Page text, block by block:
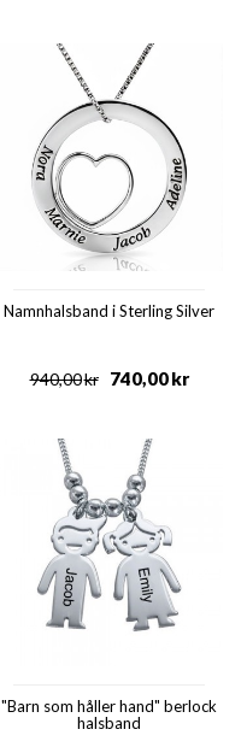
Namnhalsband i Sterling Silver
kr
940,00 kr
740,00
"Barn som håller hand" berlock
halsband